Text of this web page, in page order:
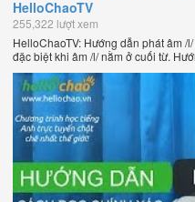
HelloChaoTV
255,322 lượt xem
HelloChaoTV: Hướng dẫn phát âm /
đặc biệt khi âm /l/ nằm ở cuối từ.
đồng sáng lập HelloChao.vn -
chẽ nhất thế giới.